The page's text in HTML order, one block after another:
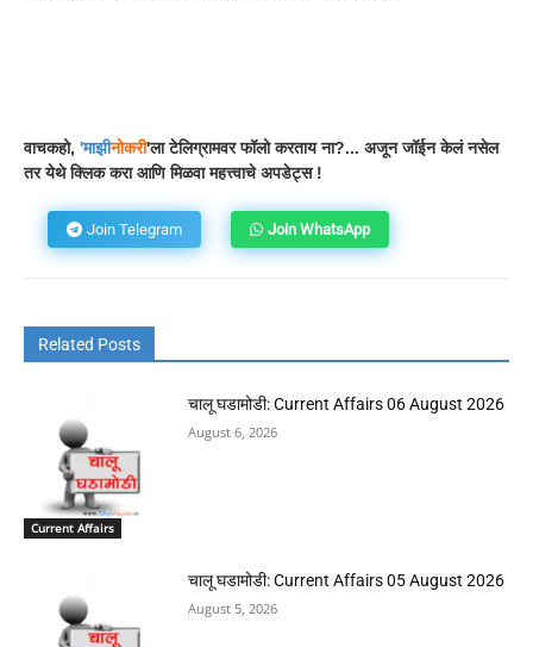
वाचकहो, 'माझीनोकरी'ला टेलिग्रामवर फॉलो करताय ना?... अजून जॉईन केलं नसेल
तर येथे क्लिक करा आणि मिळवा महत्त्वाचे अपडेट्स !
Join Telegram Join WhatsApp
Related Posts
Current Affairs
चालू घडामोडी: Current Affairs 06 August 2026
August 6, 2026
चालू घडामोडी: Current Affairs 05 August 2026
August 5, 2026